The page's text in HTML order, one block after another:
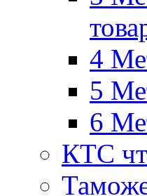
4
5
6
КТС